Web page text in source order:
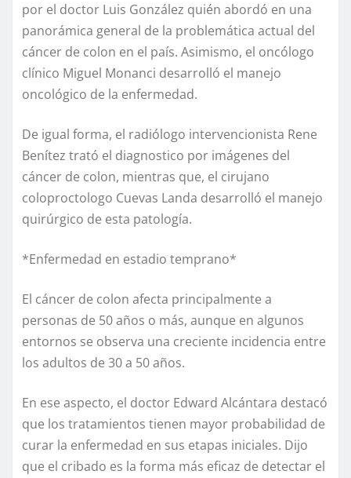
por el doctor Luis González quién abordó en una
panorámica general de la problemática actual del
cáncer de colon en el país. Asimismo, el oncólogo
clínico Miguel Monanci desarrolló el manejo
oncológico de la enfermedad.
De igual forma, el radiólogo intervencionista Rene
Benítez trató el diagnostico por imágenes del
cáncer de colon, mientras que, el cirujano
coloproctologo Cuevas Landa desarrolló el manejo
quirúrgico de esta patología.
*Enfermedad en estadio temprano*
El cáncer de colon afecta principalmente a
personas de 50 años o más, aunque en algunos
entornos se observa una creciente incidencia entre
los adultos de 30 a 50 años.
En ese aspecto, el doctor Edward Alcántara destacó
que los tratamientos tienen mayor probabilidad de
curar la enfermedad en sus etapas iniciales. Dijo
que el cribado es la forma más eficaz de detectar el